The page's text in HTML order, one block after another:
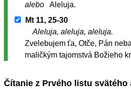
alebo
Aleluja.
Mt 11, 25-30
Aleluja, aleluja, aleluja.
Zvelebujem ťa, Otče, Pán
maličkým tajomstvá Božieho
Čítanie z Prvého listu svätého